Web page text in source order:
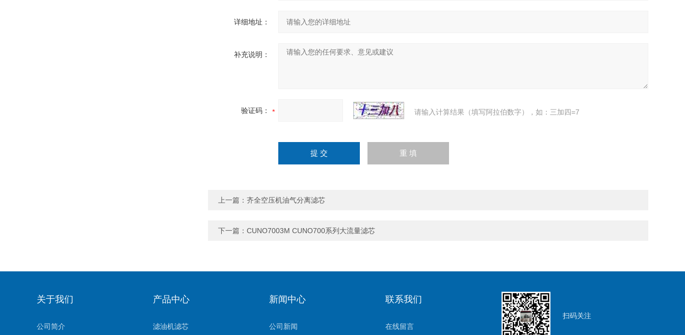
详细地址：
补充说明：
验证码： 请输入计算结果（填写阿拉伯数字），如：三加四=7
上一篇： 齐全空压机油气分离滤芯
下一篇： CUNO7003M CUNO700系列大流量滤芯
关于我们
公司简介
产品中心
滤油机滤芯
新闻中心
公司新闻
联系我们
在线留言
扫码关注